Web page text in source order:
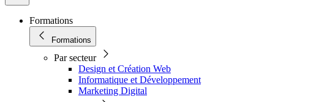
Formations
Formations
Par secteur
Design et Création Web
Informatique et Développement
Marketing Digital